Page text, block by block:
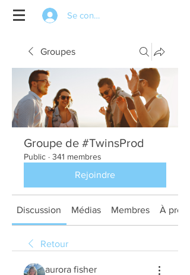
Se connecter
Groupes
Groupe de #TwinsProd
Public · 341 membres
Rejoindre
Discussion Médias Membres À
Retour
aurora fisher